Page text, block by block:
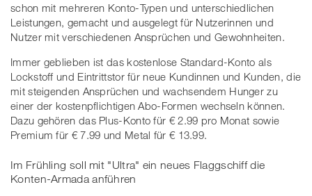
schon mit mehreren Konto-Typen und unterschiedlichen
Leistungen, gemacht und ausgelegt für Nutzerinnen und
Nutzer mit verschiedenen Ansprüchen und Gewohnheiten.
Immer geblieben ist das kostenlose Standard-Konto als
Lockstoff und Eintrittstor für neue Kundinnen und Kunden, die
mit steigenden Ansprüchen und wachsendem Hunger zu
einer der kostenpflichtigen Abo-Formen wechseln können.
Dazu gehören das Plus-Konto für € 2.99 pro Monat sowie
Premium für € 7.99 und Metal für € 13.99.
Im Frühling soll mit "Ultra" ein neues Flaggschiff die
Konten-Armada anführen